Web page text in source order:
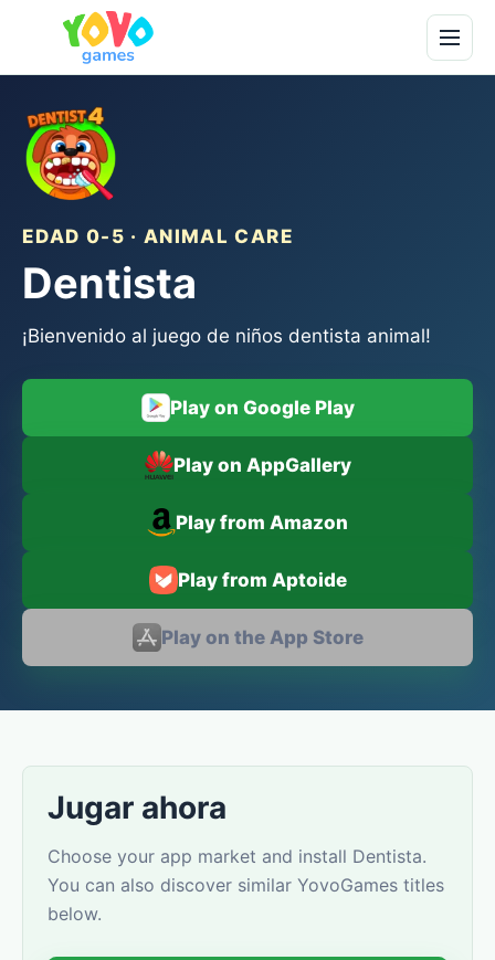
EDAD 0-5 · ANIMAL CARE
Dentista
¡Bienvenido al juego de niños dentista animal!
Play on Google Play
Play on AppGallery
Play from Amazon
Play from Aptoide
Play on the App Store
Jugar ahora
Choose your app market and install Dentista.
You can also discover similar YovoGames titles
below.